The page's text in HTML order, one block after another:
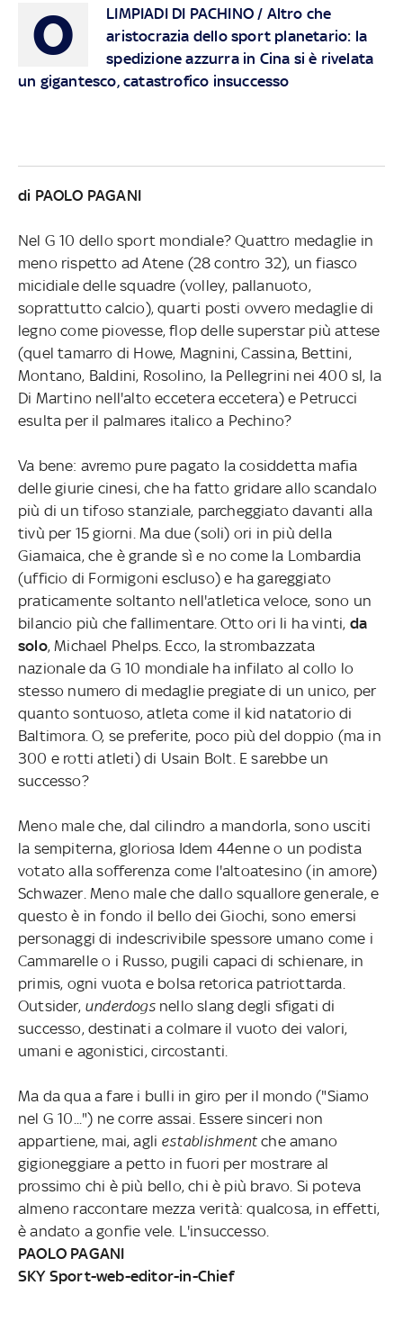
O
LIMPIADI DI PACHINO / Altro che
aristocrazia dello sport planetario: la
spedizione azzurra in Cina si è rivelata
un gigantesco, catastrofico insuccesso
di PAOLO PAGANI
Nel G 10 dello sport mondiale? Quattro medaglie in
meno rispetto ad Atene (28 contro 32), un fiasco
micidiale delle squadre (volley, pallanuoto,
soprattutto calcio), quarti posti ovvero medaglie di
legno come piovesse, flop delle superstar più attese
(quel tamarro di Howe, Magnini, Cassina, Bettini,
Montano, Baldini, Rosolino, la Pellegrini nei 400 sl, la
Di Martino nell'alto eccetera eccetera) e Petrucci
esulta per il palmares italico a Pechino?
Va bene: avremo pure pagato la cosiddetta mafia
delle giurie cinesi, che ha fatto gridare allo scandalo
più di un tifoso stanziale, parcheggiato davanti alla
tivù per 15 giorni. Ma due (soli) ori in più della
Giamaica, che è grande sì e no come la Lombardia
(ufficio di Formigoni escluso) e ha gareggiato
praticamente soltanto nell'atletica veloce, sono un
bilancio più che fallimentare. Otto ori li ha vinti, da
solo, Michael Phelps. Ecco, la strombazzata
nazionale da G 10 mondiale ha infilato al collo lo
stesso numero di medaglie pregiate di un unico, per
quanto sontuoso, atleta come il kid natatorio di
Baltimora. O, se preferite, poco più del doppio (ma in
300 e rotti atleti) di Usain Bolt. E sarebbe un
successo?
Meno male che, dal cilindro a mandorla, sono usciti
la sempiterna, gloriosa Idem 44enne o un podista
votato alla sofferenza come l'altoatesino (in amore)
Schwazer. Meno male che dallo squallore generale, e
questo è in fondo il bello dei Giochi, sono emersi
personaggi di indescrivibile spessore umano come i
Cammarelle o i Russo, pugili capaci di schienare, in
primis, ogni vuota e bolsa retorica patriottarda.
Outsider, underdogsnello slang degli sfigati di
successo, destinati a colmare il vuoto dei valori,
umani e agonistici, circostanti.
Ma da qua a fare i bulli in giro per il mondo ("Siamo
nel G 10...") ne corre assai. Essere sinceri non
appartiene, mai, agli establishmentche amano
gigioneggiare a petto in fuori per mostrare al
prossimo chi è più bello, chi è più bravo. Si poteva
almeno raccontare mezza verità: qualcosa, in effetti,
è andato a gonfie vele. L'insuccesso.
PAOLO PAGANI
SKY Sport-web-editor-in-Chief